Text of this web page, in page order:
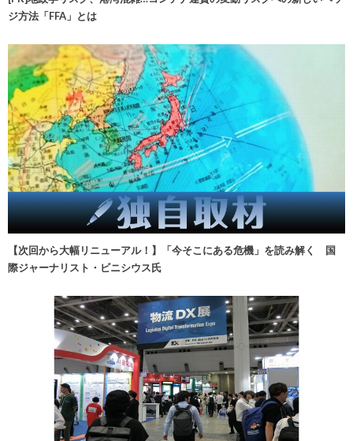
ジ方法「FFA」とは
【次回から大幅リニューアル！】「今そこにある危機」を読み解く 国
際ジャーナリスト・ビニシウス氏